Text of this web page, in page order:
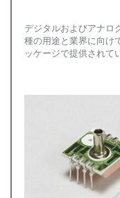
デジタルおよびアナロ
種の用途と業界に向け
ッケージで提供されて